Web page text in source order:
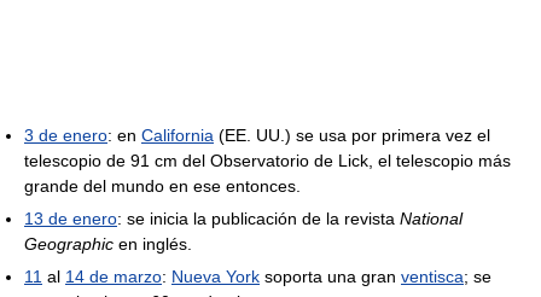
3 de enero: en California (EE. UU.) se usa por primera vez el
telescopio de 91 cm del Observatorio de Lick, el telescopio más
grande del mundo en ese entonces.
13 de enero: se inicia la publicación de la revista National
Geographic en inglés.
11 al 14 de marzo: Nueva York soporta una gran ventisca; se